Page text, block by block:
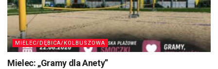
MIELEC/DĘBICA/KOLBUSZOWA
Mielec: „Gramy dla Anety”